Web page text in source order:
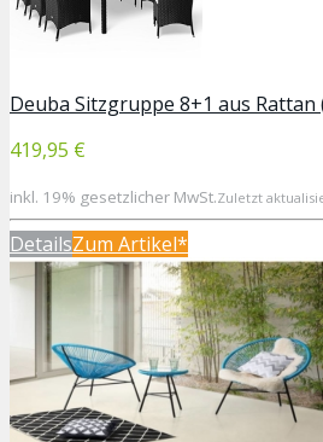
Deuba Sitzgruppe 8+1 aus Rattan
419,95 €
inkl. 19% gesetzlicher MwSt.Zuletzt
DetailsZum Artikel*